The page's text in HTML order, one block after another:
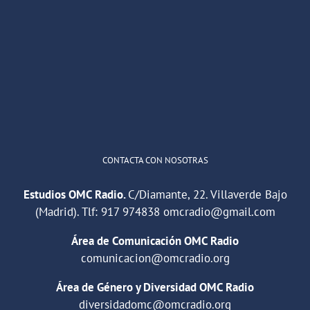
CONTACTA CON NOSOTRAS
Estudios OMC Radio.C/Diamante, 22. Villaverde Bajo
(Madrid). Tlf: 917 974838 omcradio@gmail.com
Área de Comunicación OMC Radio
comunicacion@omcradio.org
Área de Género y Diversidad OMC Radio
diversidadomc@omcradio.org